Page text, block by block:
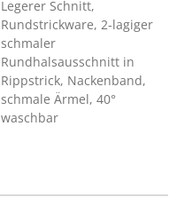
Legerer Schnitt,
Rundstrickware, 2-lagiger
schmaler
Rundhalsausschnitt in
Rippstrick, Nackenband,
schmale Ärmel, 40°
waschbar